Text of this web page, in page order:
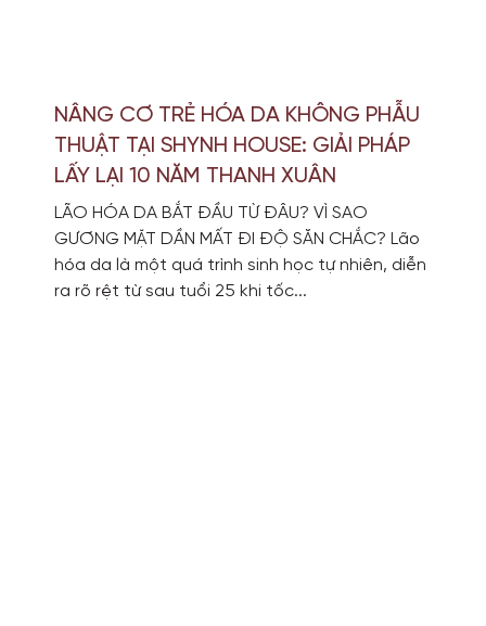
NÂNG CƠ TRẺ HÓA DA KHÔNG PHẪU
THUẬT TẠI SHYNH HOUSE: GIẢI PHÁP
LẤY LẠI 10 NĂM THANH XUÂN
LÃO HÓA DA BẮT ĐẦU TỪ ĐÂU? VÌ SAO
GƯƠNG MẶT DẦN MẤT ĐI ĐỘ SĂN CHẮC? Lão
hóa da là một quá trình sinh học tự nhiên, diễn
ra rõ rệt từ sau tuổi 25 khi tốc...